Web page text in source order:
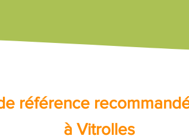
référence
à Vitrolles